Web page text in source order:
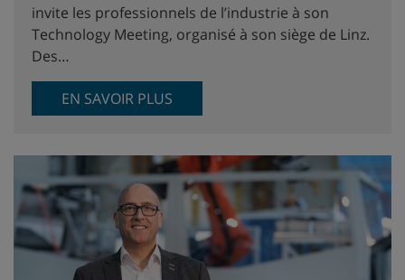
invite les professionnels de l’industrie à son
Technology Meeting, organisé à son siège de Linz.
Des…
EN SAVOIR PLUS